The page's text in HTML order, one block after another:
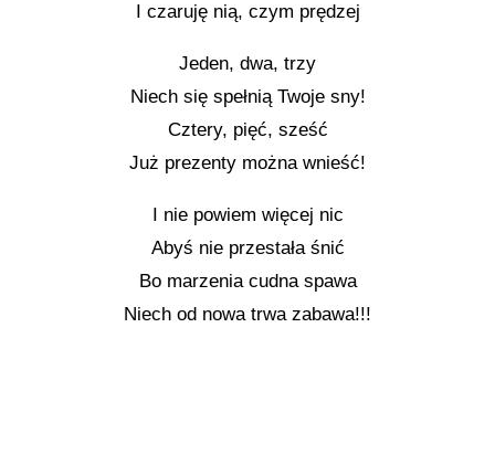
I czaruję nią, czym prędzej
Jeden, dwa, trzy
Niech się spełnią Twoje sny!
Cztery, pięć, sześć
Już prezenty można wnieść!
I nie powiem więcej nic
Abyś nie przestała śnić
Bo marzenia cudna spawa
Niech od nowa trwa zabawa!!!